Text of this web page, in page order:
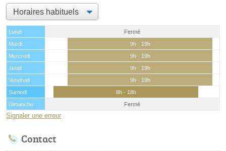
Lundi
Fermé
Mardi
9h - 19h
Mercredi
9h - 19h
Jeudi
9h - 19h
Vendredi
9h - 19h
Samedi
8h - 18h
Dimanche
Fermé
Signaler une erreur
Contact